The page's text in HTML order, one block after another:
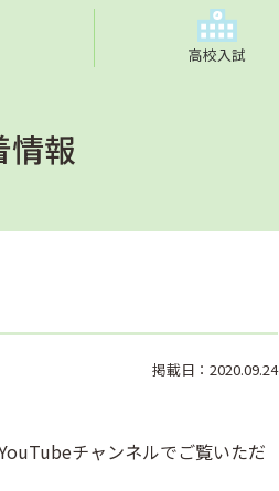
高校入試
情報
掲載日：2020.09.24
チャンネルでご覧いただ